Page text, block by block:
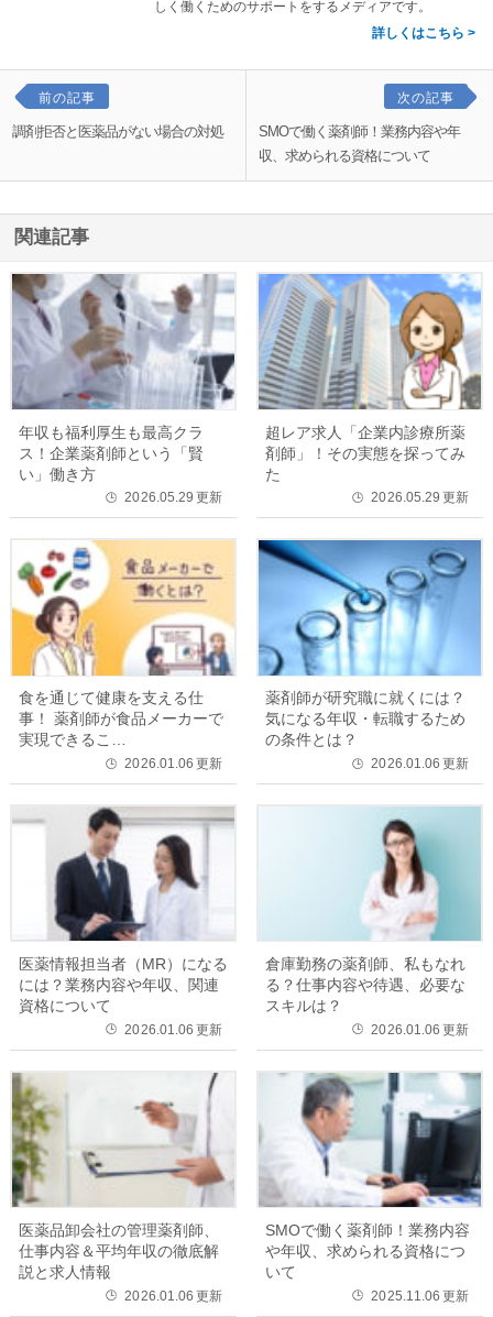
しく働くためのサポートをするメディアです。
詳しくはこちら
前の記事
調剤拒否と医薬品がない場合の対処
次の記事
SMOで働く薬剤師！業務内容や年
収、求められる資格について
関連記事
年収も福利厚生も最高クラ
ス！企業薬剤師という「賢
い」働き方
🕒 2026.05.29 更新
超レア求人「企業内診療所薬
剤師」！その実態を探ってみ
た
🕒 2026.05.29 更新
食を通じて健康を支える仕
事！ 薬剤師が食品メーカーで
実現できるこ…
🕒 2026.01.06 更新
薬剤師が研究職に就くには？
気になる年収・転職するため
の条件とは？
🕒 2026.01.06 更新
医薬情報担当者（MR）になる
には？業務内容や年収、関連
資格について
🕒 2026.01.06 更新
倉庫勤務の薬剤師、私もなれ
る？仕事内容や待遇、必要な
スキルは？
🕒 2026.01.06 更新
医薬品卸会社の管理薬剤師、
仕事内容＆平均年収の徹底解
説と求人情報
🕒 2026.01.06 更新
SMOで働く薬剤師！業務内容
や年収、求められる資格につ
いて
🕒 2025.11.06 更新